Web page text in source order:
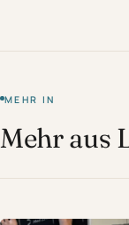
MEHR IN
Mehr aus